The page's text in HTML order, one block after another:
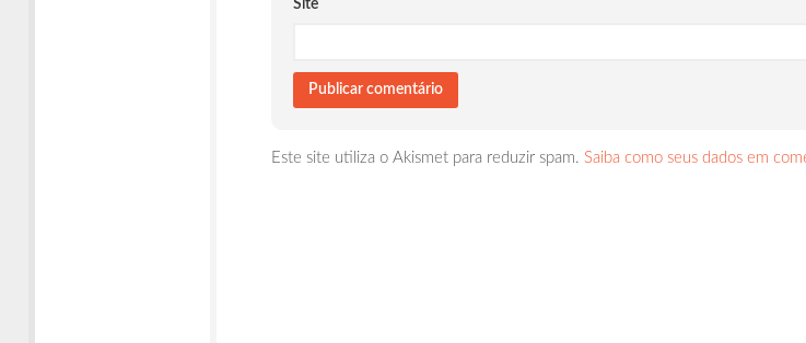
Site
Este site utiliza o Akismet para reduzir spam. Saiba como seus dados em